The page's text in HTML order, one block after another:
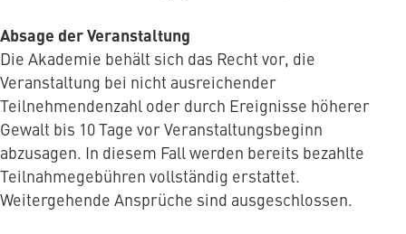
Absage der Veranstaltung
Die Akademie behält sich das Recht vor, die
Veranstaltung bei nicht ausreichender
Teilnehmendenzahl oder durch Ereignisse höherer
Gewalt bis 10 Tage vor Veranstaltungsbeginn
abzusagen. In diesem Fall werden bereits bezahlte
Teilnahmegebühren vollständig erstattet.
Weitergehende Ansprüche sind ausgeschlossen.